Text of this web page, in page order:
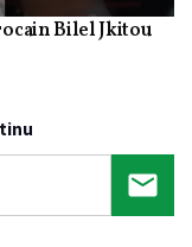
Bilel Jkitou